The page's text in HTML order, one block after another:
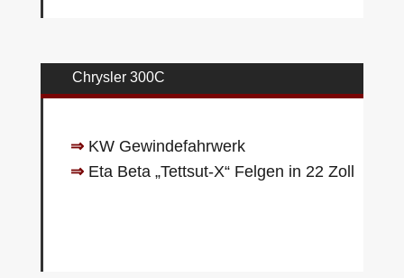
Chrysler 300C
⇒KW Gewindefahrwerk
⇒Eta Beta „Tettsut-X“ Felgen in 22 Zoll